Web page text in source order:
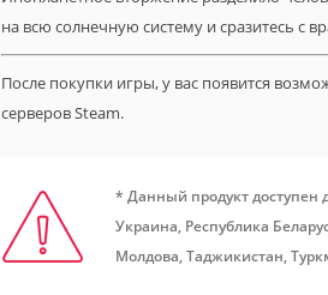
на всю солнечную систему и сразитесь с
После покупки игры, у вас появится
серверов Steam.
* Данный продукт доступен
Украина, Республика
Молдова, Таджикистан,